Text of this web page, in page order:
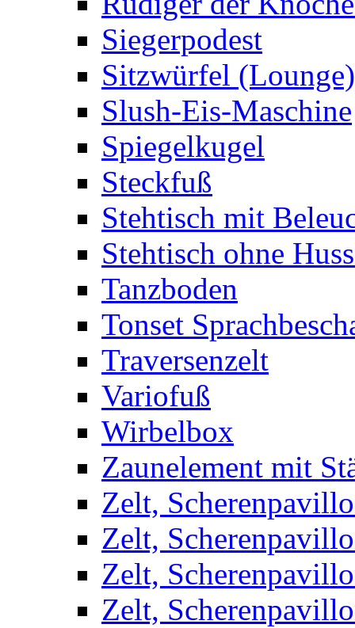
Siegerpodest
Sitzwürfel (Lounge)
Slush-Eis-Maschine
Spiegelkugel
Steckfuß
Stehtisch mit
Stehtisch ohne
Tanzboden
Tonset
Traversenzelt
Variofuß
Wirbelbox
Zaunelement mit
Zelt,
Zelt,
Zelt,
Zelt,